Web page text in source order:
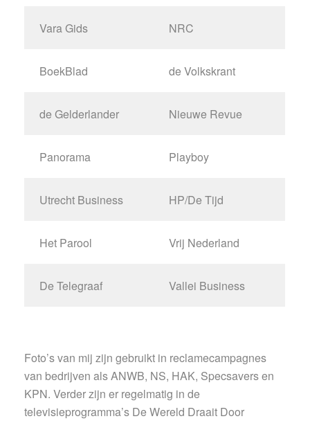
Vara Gids NRC
BoekBlad de Volkskrant
de Gelderlander Nieuwe Revue
Panorama Playboy
Utrecht Business HP/De Tijd
Het Parool Vrij Nederland
De Telegraaf Vallei Business
Foto’s van mij zijn gebruikt in reclamecampagnes
van bedrijven als ANWB, NS, HAK, Specsavers en
KPN. Verder zijn er regelmatig in de
televisieprogramma’s De Wereld Draait Door